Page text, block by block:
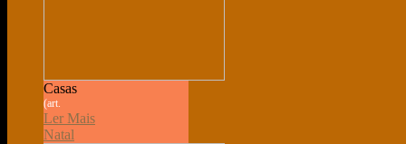
Casas
(art.
Ler Mais
Natal